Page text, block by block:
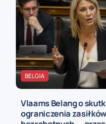
BELGIA
Vlaams Belang o
ograniczenia